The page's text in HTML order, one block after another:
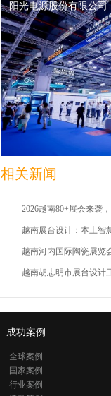
阳光电源股份有限公司
相关新闻
2026越南80+展会来袭
越南展台设计：本土智
成功案例
全球案例
国家案例
行业案例